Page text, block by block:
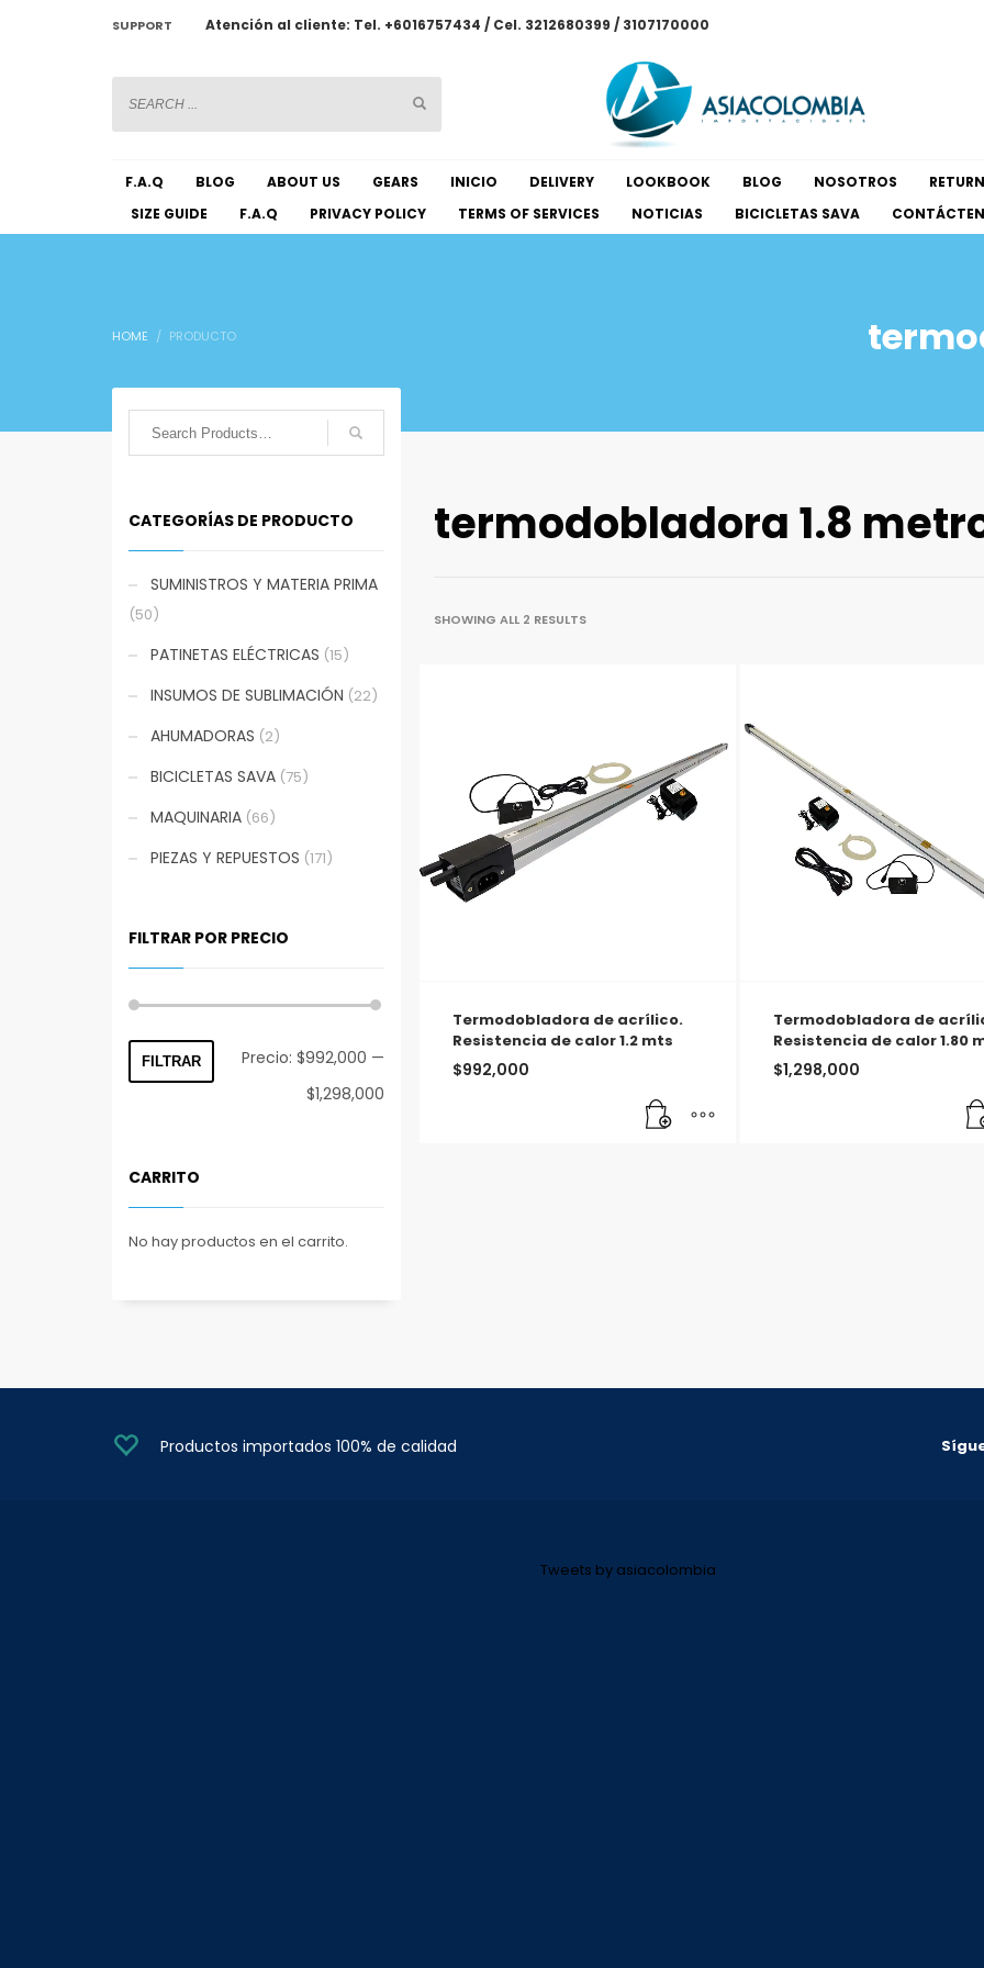
SUPPORT Atención al cliente: Tel. +6016757434 / Cel. 3212680399 / 3107170000
F.A.Q BLOG ABOUT US GEARS INICIO DELIVERY LOOKBOOK BLOG NOSOTROS
SIZE GUIDE
F.A.Q PRIVACY POLICY TERMS OF SERVICES NOTICIAS BICICLETAS SAVA
HOME PRODUCTO
termodobladora 1.8
SHOWING ALL 2 RESULTS
Termodobladora de acrílico.
Resistencia de calor 1.2 mts
$992,000
Termodobladora de
Resistencia de calor 1.80
$1,298,000
CATEGORÍAS DE PRODUCTO
SUMINISTROS Y MATERIA PRIMA
(50)
PATINETAS ELÉCTRICAS (15)
INSUMOS DE SUBLIMACIÓN (22)
AHUMADORAS (2)
BICICLETAS SAVA (75)
MAQUINARIA (66)
PIEZAS Y REPUESTOS (171)
FILTRAR POR PRECIO
FILTRAR Precio: $992,000 —
$1,298,000
CARRITO
No hay productos en el carrito.
Productos importados 100% de calidad
Tweets by asiacolombia